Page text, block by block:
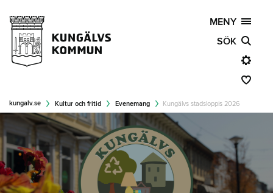
MENY
SÖK
kungalv.se Kultur och fritid Evenemang Kungälvs stadsloppis 2026